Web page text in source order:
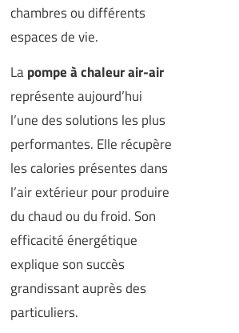
chambres ou différents
espaces de vie.
Lapompe à chaleur air-air
représente aujourd’hui
l’une des solutions les plus
performantes. Elle récupère
les calories présentes dans
l’air extérieur pour produire
du chaud ou du froid. Son
efficacité énergétique
explique son succès
grandissant auprès des
particuliers.